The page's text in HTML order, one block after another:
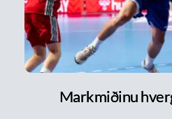
Markmiðinu